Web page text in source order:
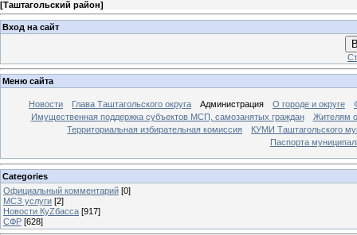
[Таштагольский район]
Вход на сайт
Меню сайта
Новости Глава Таштагольского округа Администрация О городе и округе
Имущественная поддержка субъектов МСП, самозанятых граждан
Жителям
Территориальная избирательная комиссия
КУМИ Таштагольского
Паспорта
Categories
Официальный комментарий [0]
МСЗ услуги [2]
Новости КуZбасса [917]
СФР [628]